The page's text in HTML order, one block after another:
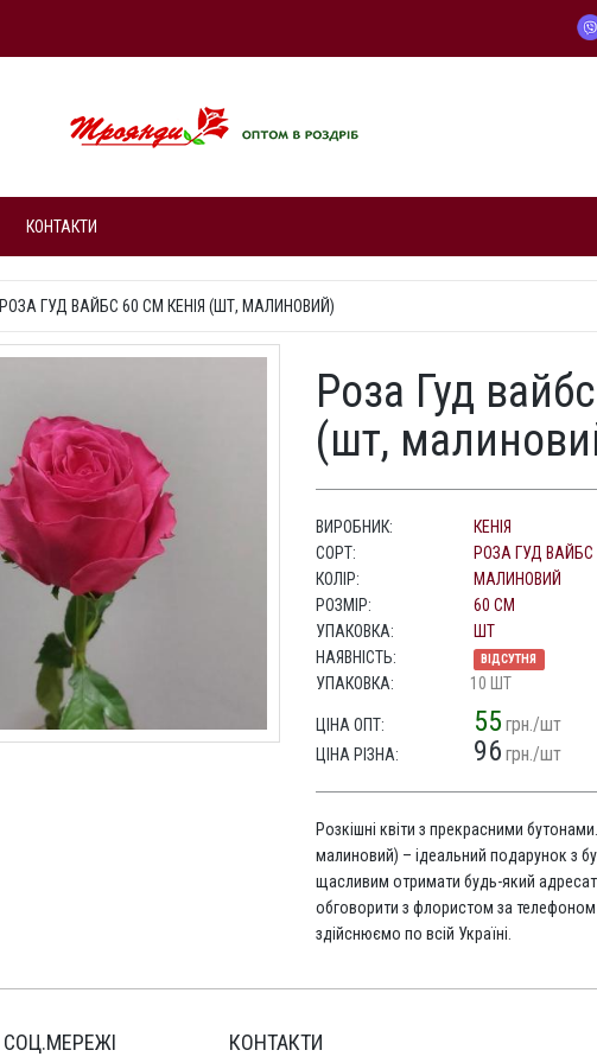
КОНТАКТИ
РОЗА ГУД ВАЙБС 60 СМ КЕНІЯ (ШТ, МАЛИНОВИЙ)
Роза Гуд
(шт,
ВИРОБНИК:
КЕНІЯ
СОРТ:
РОЗА ГУД ВАЙБС
КОЛІР:
МАЛИНОВИЙ
РОЗМІР:
60 СМ
УПАКОВКА:
ШТ
НАЯВНІСТЬ:
ВІДСУТНЯ
УПАКОВКА: 10 ШТ
ЦІНА ОПТ: 55 грн./шт
ЦІНА РІЗНА: 96 грн./шт
Розкішні квіти з прекрасними
малиновий) – ідеальний подарунок з
щасливим отримати будь-який
обговорити з флористом за
здійснюємо по всій Україні.
СОЦ.МЕРЕЖІ КОНТАКТИ